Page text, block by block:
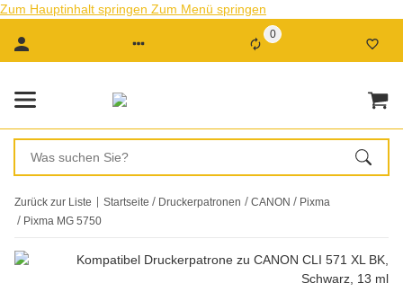
Zum Hauptinhalt springen Zum Menü springen
0
Zurück zur Liste Startseite Druckerpatronen CANON
Pixma
Pixma MG 5750